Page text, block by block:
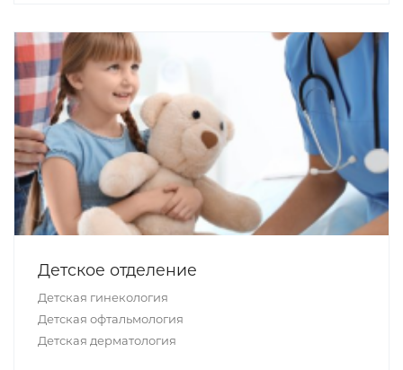
Детское отделение
Детская гинекология
Детская офтальмология
Детская дерматология